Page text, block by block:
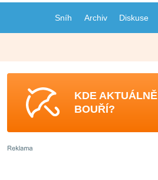
Sníh Archiv Diskuse
KDE AKTUÁLNĚ
BOUŘÍ?